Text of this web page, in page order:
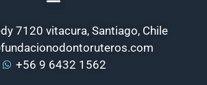
7120 vitacura, Santiago, Chile
+56 9 6432 1562